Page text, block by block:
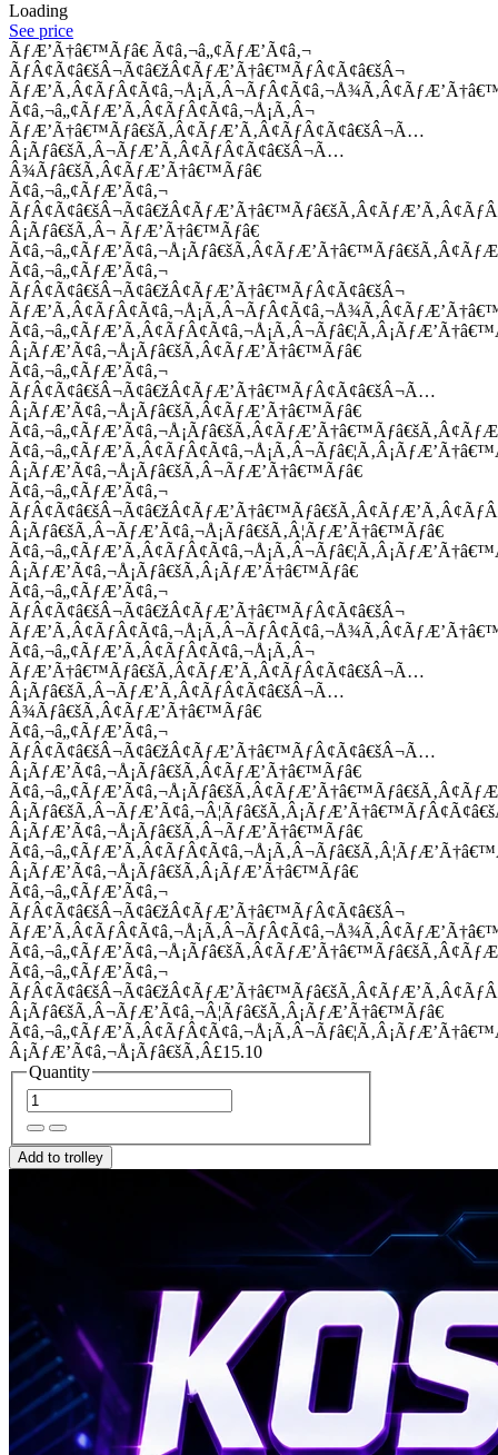
Loading
See price
ÃƒÆ’Ã†â€™Ãƒâ€ Ã¢â‚¬â„¢ÃƒÆ’Ã¢â‚¬
ÃƒÂ¢Ã¢â€šÂ¬Ã¢â€žÂ¢ÃƒÆ’Ã†â€™ÃƒÂ¢Ã¢â€šÂ¬
Ã¢â‚¬â„¢ÃƒÆ’Ã‚Â¢ÃƒÂ¢Ã¢â‚¬Å¡Ã‚Â¬
ÃƒÆ’Ã†â€™Ãƒâ€šÃ‚Â¢ÃƒÆ’Ã‚Â¢ÃƒÂ¢Ã¢â€šÂ¬Ã…
Â¡Ãƒâ€šÃ‚Â¬ÃƒÆ’Ã‚Â¢ÃƒÂ¢Ã¢â€šÂ¬Ã…
Â¾Ãƒâ€šÃ‚Â¢ÃƒÆ’Ã†â€™Ãƒâ€
Ã¢â‚¬â„¢ÃƒÆ’Ã¢â‚¬
Â¡Ãƒâ€šÃ‚Â¬ ÃƒÆ’Ã†â€™Ãƒâ€
Ã¢â‚¬â„¢ÃƒÆ’Ã¢â‚¬
ÃƒÂ¢Ã¢â€šÂ¬Ã¢â€žÂ¢ÃƒÆ’Ã†â€™ÃƒÂ¢Ã¢â€šÂ¬
Â¡ÃƒÆ’Ã¢â‚¬Å¡Ãƒâ€šÃ‚Â¢ÃƒÆ’Ã†â€™Ãƒâ€
Ã¢â‚¬â„¢ÃƒÆ’Ã¢â‚¬
ÃƒÂ¢Ã¢â€šÂ¬Ã¢â€žÂ¢ÃƒÆ’Ã†â€™ÃƒÂ¢Ã¢â€šÂ¬Ã…
Â¡ÃƒÆ’Ã¢â‚¬Å¡Ãƒâ€šÃ‚Â¢ÃƒÆ’Ã†â€™Ãƒâ€
Â¡ÃƒÆ’Ã¢â‚¬Å¡Ãƒâ€šÃ‚Â¬ÃƒÆ’Ã†â€™Ãƒâ€
Ã¢â‚¬â„¢ÃƒÆ’Ã¢â‚¬
Â¡Ãƒâ€šÃ‚Â¬ÃƒÆ’Ã¢â‚¬Å¡Ãƒâ€šÃ‚Â¦ÃƒÆ’Ã†â€™Ãƒâ€
Â¡ÃƒÆ’Ã¢â‚¬Å¡Ãƒâ€šÃ‚Â¡ÃƒÆ’Ã†â€™Ãƒâ€
Ã¢â‚¬â„¢ÃƒÆ’Ã¢â‚¬
ÃƒÂ¢Ã¢â€šÂ¬Ã¢â€žÂ¢ÃƒÆ’Ã†â€™ÃƒÂ¢Ã¢â€šÂ¬
Ã¢â‚¬â„¢ÃƒÆ’Ã‚Â¢ÃƒÂ¢Ã¢â‚¬Å¡Ã‚Â¬
ÃƒÆ’Ã†â€™Ãƒâ€šÃ‚Â¢ÃƒÆ’Ã‚Â¢ÃƒÂ¢Ã¢â€šÂ¬Ã…
Â¡Ãƒâ€šÃ‚Â¬ÃƒÆ’Ã‚Â¢ÃƒÂ¢Ã¢â€šÂ¬Ã…
Â¾Ãƒâ€šÃ‚Â¢ÃƒÆ’Ã†â€™Ãƒâ€
Ã¢â‚¬â„¢ÃƒÆ’Ã¢â‚¬
ÃƒÂ¢Ã¢â€šÂ¬Ã¢â€žÂ¢ÃƒÆ’Ã†â€™ÃƒÂ¢Ã¢â€šÂ¬Ã…
Â¡ÃƒÆ’Ã¢â‚¬Å¡Ãƒâ€šÃ‚Â¢ÃƒÆ’Ã†â€™Ãƒâ€
Â¡ÃƒÆ’Ã¢â‚¬Å¡Ãƒâ€šÃ‚Â¬ÃƒÆ’Ã†â€™Ãƒâ€
Â¡ÃƒÆ’Ã¢â‚¬Å¡Ãƒâ€šÃ‚Â¡ÃƒÆ’Ã†â€™Ãƒâ€
Ã¢â‚¬â„¢ÃƒÆ’Ã¢â‚¬
ÃƒÂ¢Ã¢â€šÂ¬Ã¢â€žÂ¢ÃƒÆ’Ã†â€™ÃƒÂ¢Ã¢â€šÂ¬
Ã¢â‚¬â„¢ÃƒÆ’Ã¢â‚¬
Â¡Ãƒâ€šÃ‚Â¬ÃƒÆ’Ã¢â‚¬Â¦Ãƒâ€šÃ‚Â¡ÃƒÆ’Ã†â€™Ãƒâ€
Â¡ÃƒÆ’Ã¢â‚¬Å¡Ãƒâ€šÃ‚Â£15.10
Quantity
Add to trolley